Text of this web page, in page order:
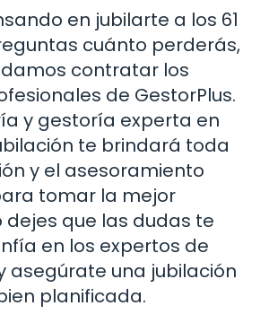
en jubilarte a los 61
cuánto perderás,
contratar los
de GestorPlus.
y gestoría experta en
te brindará toda
y el asesoramiento
tomar la mejor
dejes que las dudas te
en los expertos de
asegúrate una jubilación
planificada.